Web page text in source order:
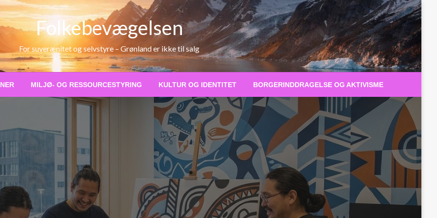
Folkebevægelsen
For suverænitet og selvstyre – Grønland er ikke til salg
MILJØ- OG RESSOURCESTYRING KULTUR OG IDENTITET BORGERINDDRAGELSE OG AKTIVISME